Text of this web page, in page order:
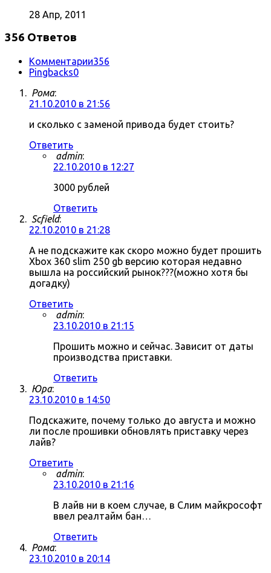
28 Апр, 2011
356 Ответов
Комментарии356
Pingbacks0
Рома:
21.10.2010 в 21:56
и сколько с заменой привода будет стоить?
Ответить
admin:
22.10.2010 в 12:27
3000 рублей
Ответить
Scfield:
22.10.2010 в 21:28
А не подскажите как скоро можно будет прошить
Xbox 360 slim 250 gb версию которая недавно
вышла на российский рынок???(можно хотя бы
догадку)
Ответить
admin:
23.10.2010 в 21:15
Прошить можно и сейчас. Зависит от даты
производства приставки.
Ответить
Юра:
23.10.2010 в 14:50
Подскажите, почему только до августа и можно
ли после прошивки обновлять приставку через
лайв?
Ответить
admin:
23.10.2010 в 21:16
В лайв ни в коем случае, в Слим майкрософт
ввел реалтайм бан…
Ответить
Рома:
23.10.2010 в 20:14